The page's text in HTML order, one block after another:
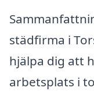
städfirma i
hjälpa dig att
arbetsplats i